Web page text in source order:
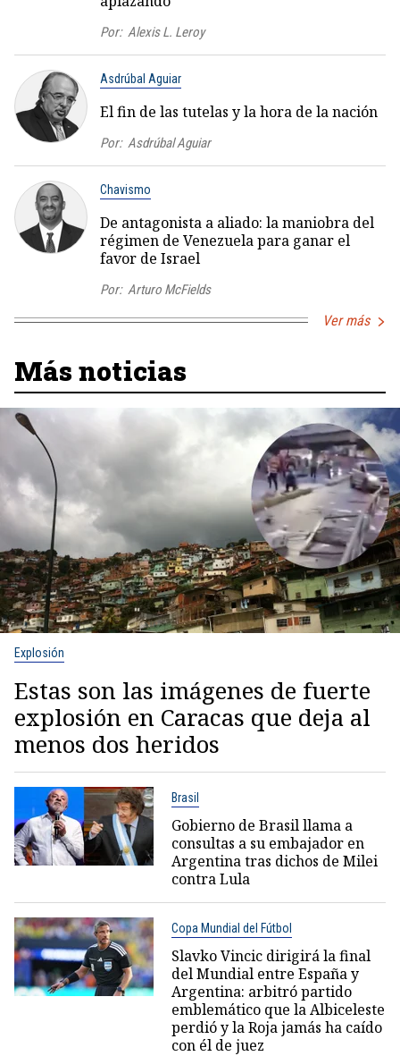
Por: Alexis L. Leroy
Asdrúbal Aguiar
El fin de las tutelas y la hora de la nación
Por: Asdrúbal Aguiar
Chavismo
De antagonista a aliado: la maniobra del
régimen de Venezuela para ganar el
favor de Israel
Por: Arturo McFields
Ver más
Más noticias
Explosión
Estas son las imágenes de fuerte
explosión en Caracas que deja al
menos dos heridos
Brasil
Gobierno de Brasil llama a
consultas a su embajador en
Argentina tras dichos de Milei
contra Lula
Copa Mundial del Fútbol
Slavko Vincic dirigirá la final
del Mundial entre España y
Argentina: arbitró partido
emblemático que la Albiceleste
perdió y la Roja jamás ha caído
con él de juez